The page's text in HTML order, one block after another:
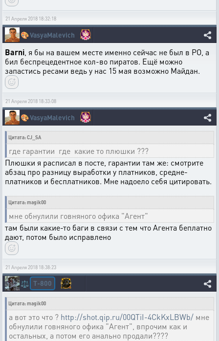
21 Апреля 2018 18:32:18
🎨VasyaMalevich
Barni , я бы на вашем месте именно сейчас не был в РО, а
бил беспрецедентное кол-во пиратов. Ещё можно
запастись ресами ведь у нас 15 мая возможно Майдан.
21 Апреля 2018 18:33:08
🎨VasyaMalevich
Цитата: CJ_SA
где гарантии где какие то плюшки ???
Плюшки я расписал в посте, гарантии там же: смотрите
абзац про разницу выработки у платников, средне-
платников и бесплатников. Мне надоело себя цитировать.
Цитата: magik00
мне обнулили говняного офика "Агент"
там были какие-то баги в связи с тем что Агента беплатно
дают, потом было исправлено
21 Апреля 2018 18:38:23
⚖️ T-800
Цитата: magik00
а вот это что ? http://shot.qip.ru/00QTiI-4CkKxLBWb/ мне
обнулили говняного офика "Агент", впрочим как и
остальных, а потом его анально продали????